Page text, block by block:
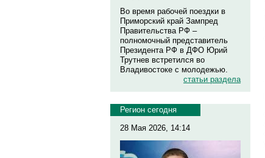
Во время рабочей поездки в
Приморский край Зампред
Правительства РФ –
полномочный представитель
Президента РФ в ДФО Юрий
Трутнев встретился во
Владивостоке с молодежью.
статьи раздела
Регион сегодня
28 Мая 2026, 14:14